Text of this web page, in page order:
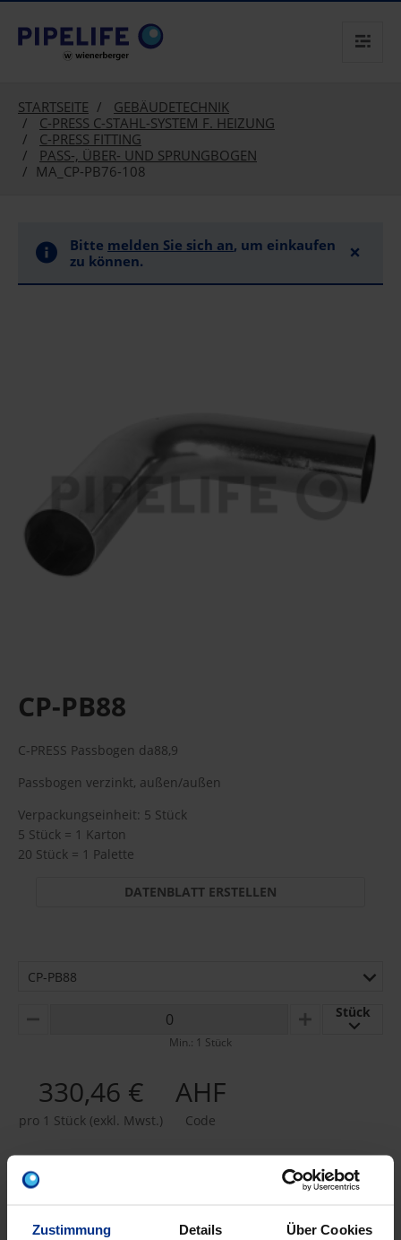
Zustimmung Details Über Cookies
text.skipToContent
text.skipToNavigation
STARTSEITE
GEBÄUDETECHNIK
C-PRESS C-STAHL-SYSTEM F. HEIZUNG
C-PRESS FITTING
PASS-, ÜBER- UND SPRUNGBOGEN
MA_CP-PB76-108
Bitte melden Sie sich an, um einkaufen
zu können.
×
CP-PB88
C-PRESS Passbogen da88,9
Passbogen verzinkt, außen/außen
Verpackungseinheit: 5 Stück
5 Stück = 1 Karton
20 Stück = 1 Palette
DATENBLATT ERSTELLEN
CP-PB88
MINUS PLUS
Stück
Min.: 1 Stück
330,46 €
pro 1 Stück (exkl. Mwst.)
AHF
Code
EIGENSCHAFTEN